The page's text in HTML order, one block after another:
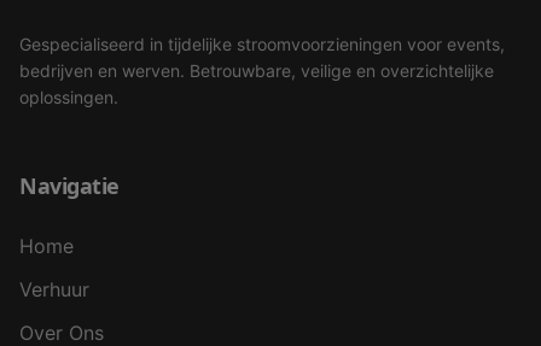
Gespecialiseerd in tijdelijke stroomvoorzieningen voor events,
bedrijven en werven. Betrouwbare, veilige en overzichtelijke
oplossingen.
Navigatie
Home
Verhuur
Over Ons